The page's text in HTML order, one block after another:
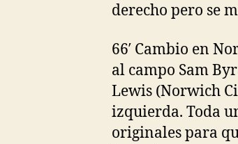
derecho pero se
66′ Cambio en
al campo Sam
Lewis (Norwich
izquierda. Toda
originales para